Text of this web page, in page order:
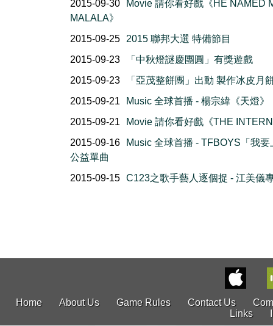
2015-09-30
Movie 請你看好戲《HE NAMED
MALALA》
2015-09-25
2015 聯邦大選 特備節目
2015-09-23
「中秋燈謎慶團圓」有獎遊戲
2015-09-23
「亞茂整餅團」出動 製作冰皮月
2015-09-21
Music 全球首播 - 楊宗緯《天燈》
2015-09-21
Movie 請你看好戲《THE
2015-09-16
Music 全球首播 - TFBOYS「我要
公益單曲
2015-09-15 C123之歌手藝人逐個捉 - 江美儀
Home About Us Game Rules Contact Us
Links